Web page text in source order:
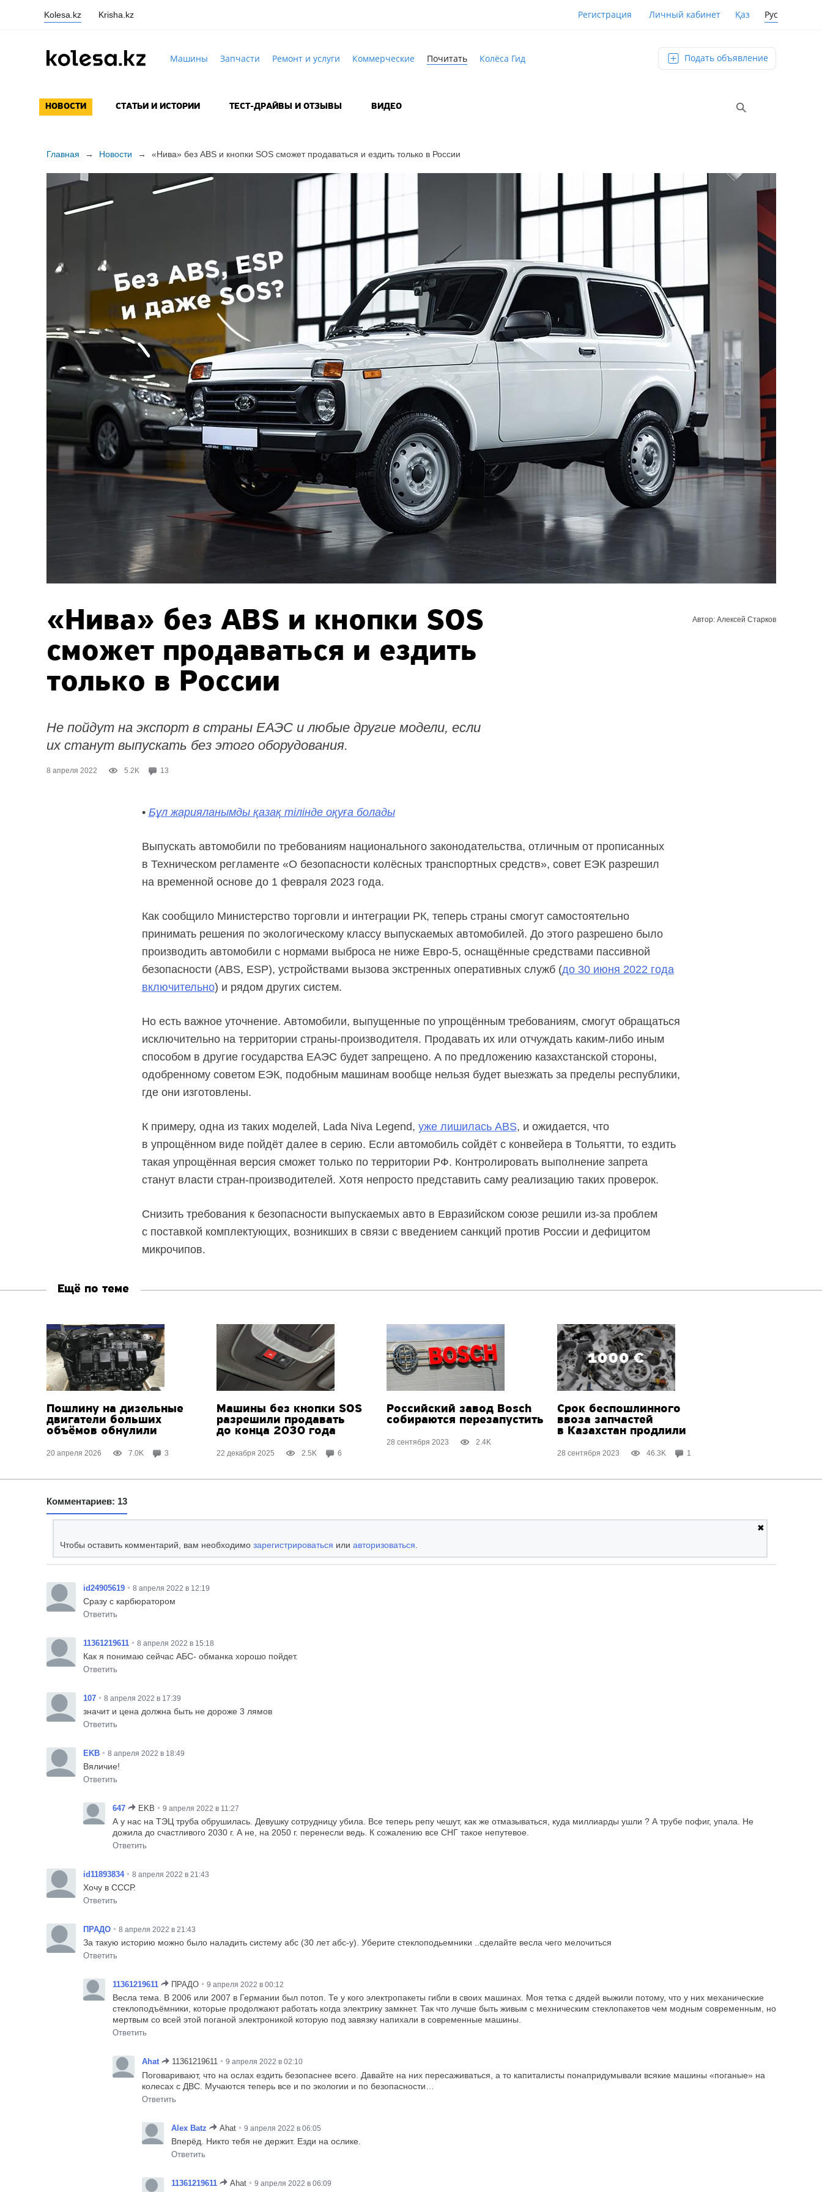
Kolesa.kz Krisha.kz Регистрация Личный кабинет Қаз Рус
Машины Запчасти Ремонт и услуги Коммерческие Почитать Колёса Гид Подать объявление
НОВОСТИ СТАТЬИ И ИСТОРИИ ТЕСТ-ДРАЙВЫ И ОТЗЫВЫ ВИДЕО
Главная → Новости → «Нива» без ABS и кнопки SOS сможет продаваться и ездить только в России
«Нива» без ABS и кнопки SOS
сможет продаваться и ездить
только в России
Не пойдут на экспорт в страны ЕАЭС и любые другие модели, если
их станут выпускать без этого оборудования.
8 апреля 2022 5.2K 13
Автор: Алексей Старков
• Бұл жарияланымды қазақ тілінде оқуға болады
Выпускать автомобили по требованиям национального законодательства, отличным от прописанных
в Техническом регламенте «О безопасности колёсных транспортных средств», совет ЕЭК разрешил
на временной основе до 1 февраля 2023 года.
Как сообщило Министерство торговли и интеграции РК, теперь страны смогут самостоятельно
принимать решения по экологическому классу выпускаемых автомобилей. До этого разрешено было
производить автомобили с нормами выброса не ниже Евро-5, оснащённые средствами пассивной
безопасности (ABS, ESP), устройствами вызова экстренных оперативных служб (до 30 июня 2022 года
включительно) и рядом других систем.
Но есть важное уточнение. Автомобили, выпущенные по упрощённым требованиям, смогут обращаться
исключительно на территории страны-производителя. Продавать их или отчуждать каким-либоиным
способом в другие государства ЕАЭС будет запрещено. А по предложению казахстанской стороны,
одобренному советом ЕЭК, подобным машинам вообще нельзя будет выезжать за пределы республики,
где они изготовлены.
К примеру, одна из таких моделей, Lada Niva Legend, уже лишилась ABS, и ожидается, что
в упрощённом виде пойдёт далее в серию. Если автомобиль сойдёт с конвейера в Тольятти, то ездить
такая упрощённая версия сможет только по территории РФ. Контролировать выполнение запрета
станут власти стран-производителей. Хотя непросто представить саму реализацию таких проверок.
Снизить требования к безопасности выпускаемых авто в Евразийском союзе решили из-запроблем
с поставкой комплектующих, возникших в связи с введением санкций против России и дефицитом
микрочипов.
Ещё по теме
Пошлину на дизельные
двигатели больших
объёмов обнулили
20 апреля 2026 7.0K 3
Машины без кнопки SOS
разрешили продавать
до конца 2030 года
22 декабря 2025 2.5K 6
Российский завод Bosch
собираются перезапустить
28 сентября 2023 2.4K
Срок беспошлинного
ввоза запчастей
в Казахстан продлили
28 сентября 2023 46.3K 1
Комментариев: 13
✖
Чтобы оставить комментарий, вам необходимо зарегистрироваться или авторизоваться.
id24905619 • 8 апреля 2022 в 12:19
Сразу с карбюратором
Ответить
11361219611 • 8 апреля 2022 в 15:18
Как я понимаю сейчас АБС- обманка хорошо пойдет.
Ответить
107 • 8 апреля 2022 в 17:39
значит и цена должна быть не дороже 3 лямов
Ответить
EKB • 8 апреля 2022 в 18:49
Вяличие!
Ответить
647 EKB • 9 апреля 2022 в 11:27
А у нас на ТЭЦ труба обрушилась. Девушку сотрудницу убила. Все теперь репу чешут, как же отмазываться, куда миллиарды ушли ? А трубе пофиг, упала. Не
дожила до счастливого 2030 г. А не, на 2050 г. перенесли ведь. К сожалению все СНГ такое непутевое.
Ответить
id11893834 • 8 апреля 2022 в 21:43
Хочу в СССР.
Ответить
ПРАДО • 8 апреля 2022 в 21:43
За такую историю можно было наладить систему абс (30 лет абс-у). Уберите стеклоподьемники ..сделайте весла чего мелочиться
Ответить
11361219611 ПРАДО • 9 апреля 2022 в 00:12
Весла тема. В 2006 или 2007 в Германии был потоп. Те у кого электропакеты гибли в своих машинах. Моя тетка с дядей выжили потому, что у них механические
стеклоподъёмники, которые продолжают работать когда электрику замкнет. Так что лучше быть живым с мехническим стеклопакетов чем модным современным, но
мертвым со всей этой поганой электроникой которую под завязку напихали в современные машины.
Ответить
Ahat 11361219611 • 9 апреля 2022 в 02:10
Поговаривают, что на ослах ездить безопаснее всего. Давайте на них пересаживаться, а то капиталисты понапридумывали всякие машины «поганые» на
колесах с ДВС. Мучаются теперь все и по экологии и по безопасности…
Ответить
Alex Batz Ahat • 9 апреля 2022 в 06:05
Вперёд. Никто тебя не держит. Езди на ослике.
Ответить
11361219611 Ahat • 9 апреля 2022 в 06:09